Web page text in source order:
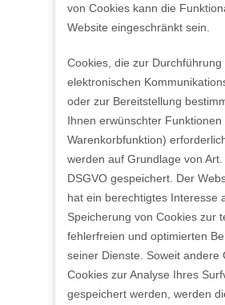
von Cookies kann die
Website eingeschränkt sein.
Cookies, die zur Durchführung
elektronischen
oder zur Bereitstellung
Ihnen erwünschter Funktionen
Warenkorbfunktion)
werden auf Grundlage von
DSGVO gespeichert. Der
hat ein berechtigtes Interesse
Speicherung von Cookies zur
fehlerfreien und optimierten
seiner Dienste. Soweit andere
Cookies zur Analyse Ihres
gespeichert werden, werden